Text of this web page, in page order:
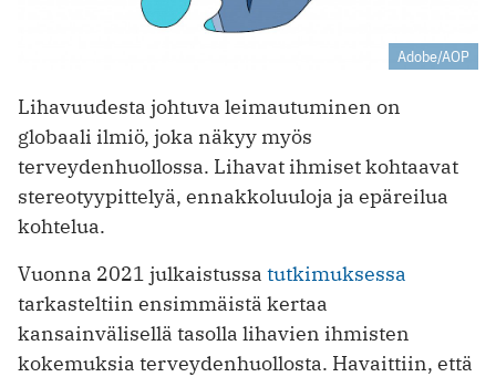
Adobe/AOP
Lihavuudesta johtuva leimautuminen on
globaali ilmiö, joka näkyy myös
terveydenhuollossa. Lihavat ihmiset kohtaavat
stereotyypittelyä, ennakkoluuloja ja epäreilua
kohtelua.
Vuonna 2021 julkaistussa tutkimuksessa
tarkasteltiin ensimmäistä kertaa
kansainvälisellä tasolla lihavien ihmisten
kokemuksia terveydenhuollosta. Havaittiin, että